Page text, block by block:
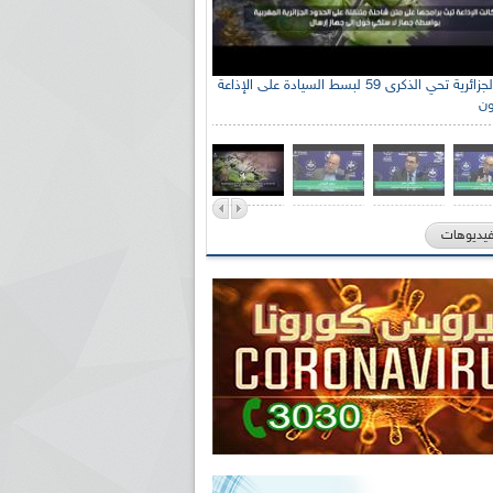
الإذاعة الجزائرية تحي الذكرى 59 لبسط السيادة على الإذاعة